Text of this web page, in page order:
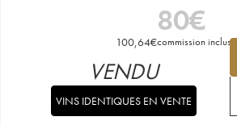
80€
100,64€commission incluse
VENDU
VINS IDENTIQUES EN VENTE